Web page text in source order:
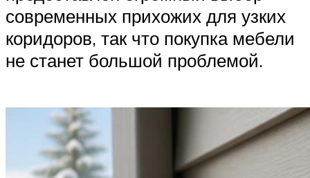
современных прихожих для узких
коридоров, так что покупка мебели
не станет большой проблемой.